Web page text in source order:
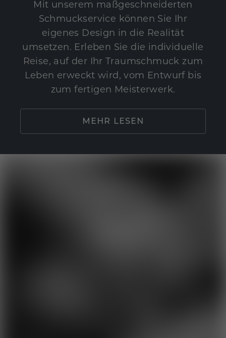
Mit unserem maßgeschneiderten
Schmuckservice können Sie Ihr
eigenes Design in die Realität
umsetzen. Erleben Sie die individuelle
Reise, auf der Ihr Traumschmuck zum
Leben erweckt wird, vom Entwurf bis
zum fertigen Meisterwerk.
MEHR LESEN